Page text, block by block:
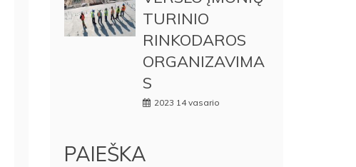
TURINIO
RINKODAROS
ORGANIZAVIMA
S
2023 14 vasario
PAIEŠKA